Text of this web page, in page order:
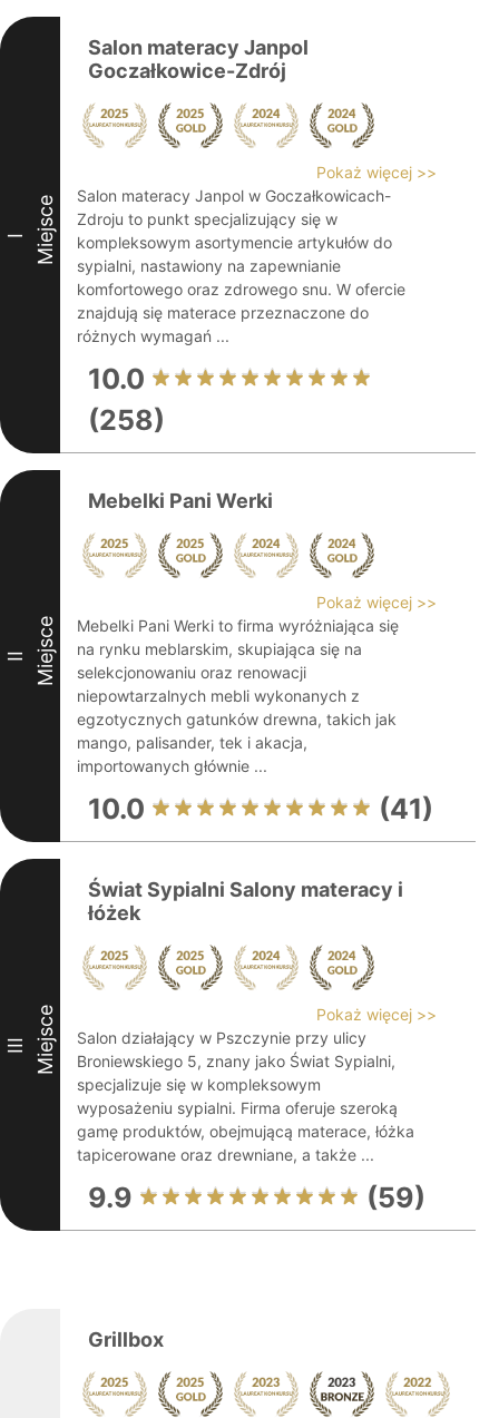
I Miejsce
Salon materacy Janpol
Goczałkowice-Zdrój
Pokaż więcej >>
Salon materacy Janpol w Goczałkowicach-
Zdroju to punkt specjalizujący się w
kompleksowym asortymencie artykułów do
sypialni, nastawiony na zapewnianie
komfortowego oraz zdrowego snu. W ofercie
znajdują się materace przeznaczone do
różnych wymagań ...
10.0
(258)
II Miejsce
Mebelki Pani Werki
Pokaż więcej >>
Mebelki Pani Werki to firma wyróżniająca się
na rynku meblarskim, skupiająca się na
selekcjonowaniu oraz renowacji
niepowtarzalnych mebli wykonanych z
egzotycznych gatunków drewna, takich jak
mango, palisander, tek i akacja,
importowanych głównie ...
10.0 (41)
III Miejsce
Świat Sypialni Salony materacy i
łóżek
Pokaż więcej >>
Salon działający w Pszczynie przy ulicy
Broniewskiego 5, znany jako Świat Sypialni,
specjalizuje się w kompleksowym
wyposażeniu sypialni. Firma oferuje szeroką
gamę produktów, obejmującą materace, łóżka
tapicerowane oraz drewniane, a także ...
9.9 (59)
Grillbox